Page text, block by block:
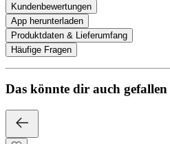
Kundenbewertungen
App herunterladen
Produktdaten & Lieferumfang
Häufige Fragen
Das könnte dir auch gefallen